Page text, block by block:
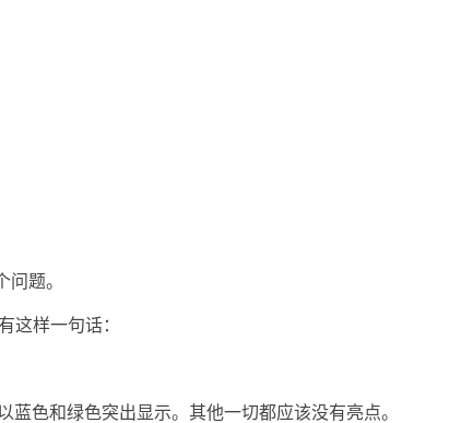
题。
这样一句话：
色和绿色突出显示。其他一切都应该没有亮点。